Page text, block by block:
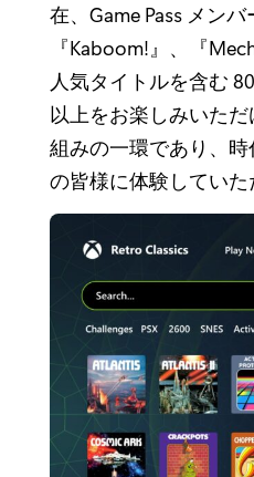
在、Game Pass メン
『Kaboom!』、『
人気タイトルを含む
以上をお楽しみいた
組みの一環であり、
の皆様に体験していた